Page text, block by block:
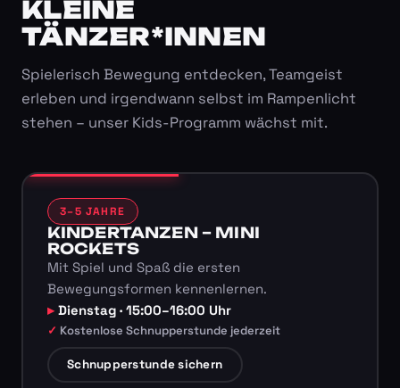
LEINE T
ÄNZER*INNEN
Spielerisch Bewegung entdecken, Teamgeist
erleben und irgendwann selbst im Rampenlicht
stehen – unser Kids-Programm wächst mit.
3–5 JAHRE
KINDERTANZEN – MINI
ROCKETS
Mit Spiel und Spaß die ersten
Bewegungsformen kennenlernen.
Dienstag · 15:00–16:00 Uhr
Kostenlose Schnupperstunde jederzeit
Schnupperstunde sichern